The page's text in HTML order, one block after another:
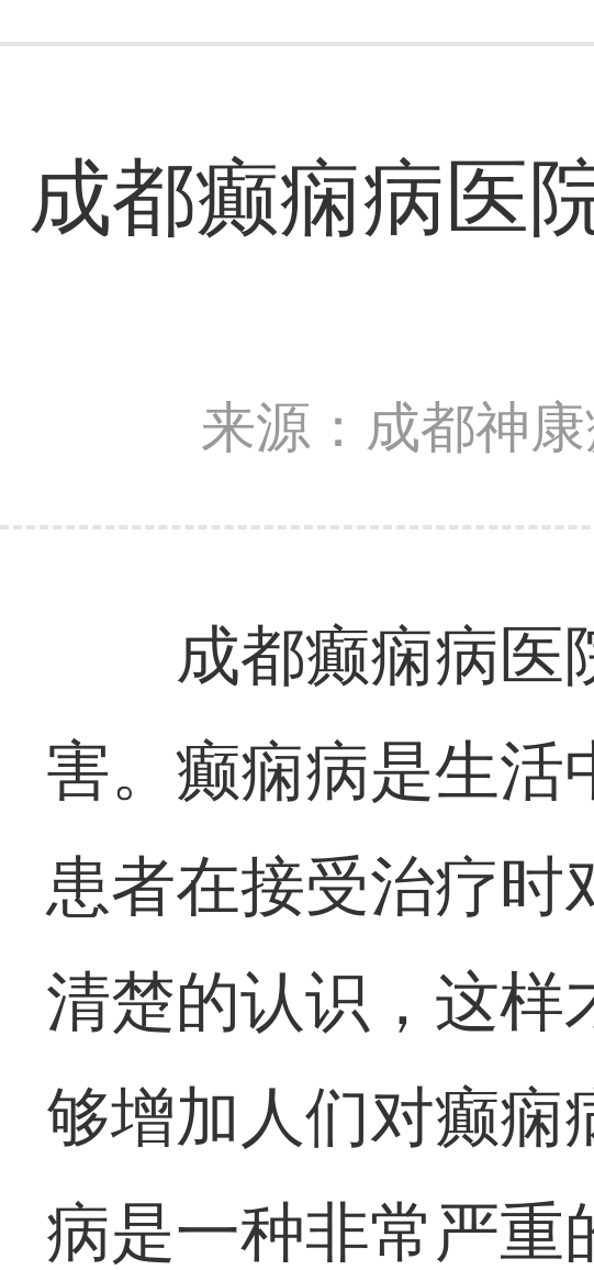
成都癫痫病医
来源：成都神
成都癫痫病医
害。癫痫病是生活
患者在接受治疗时
清楚的认识，这样
够增加人们对癫痫
病是一种非常严重